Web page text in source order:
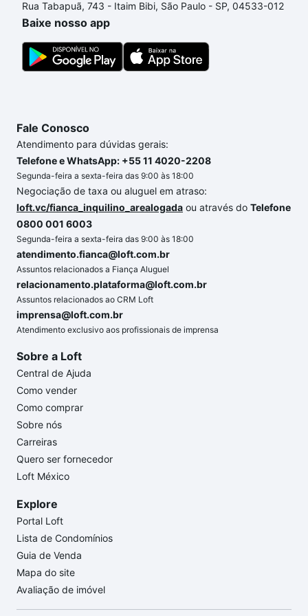
o imóvel dos seus sonhos com segurança e
conforto. Loft, com você até as chaves.
Rua Tabapuã, 743 - Itaim Bibi, São Paulo - SP, 04533-012
Baixe nosso app
Fale Conosco
Atendimento para dúvidas gerais:
Telefone e WhatsApp: +55 11 4020-2208
Segunda-feira a sexta-feira das 9:00 às 18:00
Negociação de taxa ou aluguel em atraso:
loft.vc/fianca_inquilino_arealogada ou através do Telefone
0800 001 6003
Segunda-feira a sexta-feira das 9:00 às 18:00
atendimento.fianca@loft.com.br
Assuntos relacionados a Fiança Aluguel
relacionamento.plataforma@loft.com.br
Assuntos relacionados ao CRM Loft
imprensa@loft.com.br
Atendimento exclusivo aos profissionais de imprensa
Sobre a Loft
Central de Ajuda
Como vender
Como comprar
Sobre nós
Carreiras
Quero ser fornecedor
Loft México
Explore
Portal Loft
Lista de Condomínios
Guia de Venda
Mapa do site
Avaliação de imóvel